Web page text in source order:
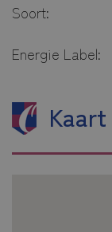
Soort:
Energie Label:
Kaart